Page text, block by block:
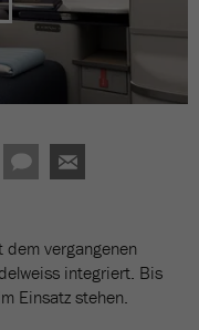
dem vergangenen
integriert. Bis
Einsatz stehen.